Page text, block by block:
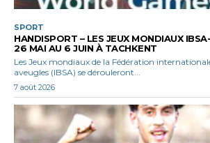
SPORT
HANDISPORT – LES JEUX MONDIAUX
26 MAI AU 6 JUIN À TACHKENT
Les Jeux mondiaux de la Fédération
aveugles (IBSA) se dérouleront...
7 août 2026